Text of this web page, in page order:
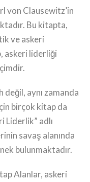
von Clausewitz’in
Bu kitapta,
ve askeri
askeri liderliği
aynı zamanda
birçok kitap da
Liderlik” adlı
savaş alanında
bulunmaktadır.
Alanlar, askeri